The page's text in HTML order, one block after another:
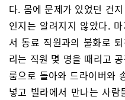
다. 몸에 문제가 있었던 건
인지는 알려지지 않았다.
서 동료 직원과의 불화로
리는 직원 몇 명을 때리고
룸으로 돌아와 드라이버와
넣고 빌라에서 만나는 사